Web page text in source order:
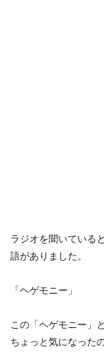
ラジオを聞いている
語がありました。
「ヘゲモニー」
この「ヘゲモニー」
ちょっと気になった